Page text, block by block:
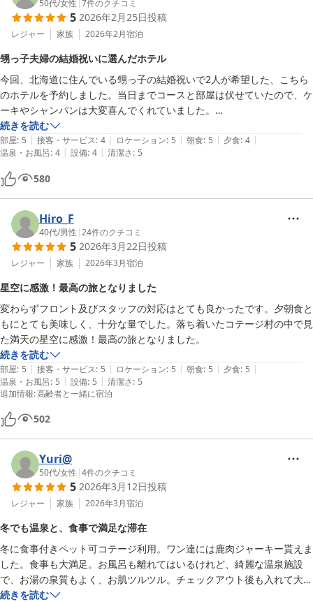
した。自然が豊かなのは、とてもいいと思います。
50代/女性 7件のクチコミ
5 2026年2月25日投稿
レジャー 家族 2026年2月宿泊
甥っ子夫婦の結婚祝いに選んだホテル
今回、北海道に住んでいる甥っ子の結婚祝いで2人が希望した、こちら
のホテルを予約しました。当日までコースと部屋は伏せていたので、ケ
ーキやシャンパンは大変喜んでくれていました。
寒い時期だったので、夕食に部屋でしゃぶしゃぶ。
朝は、レストランで朝食を、、、楽しんでいたようです。
続きを読む
部屋: 5 | 接客・サービス: 4 | ロケーション: 5 | 朝食: 5 | 夕食: 4 |
温泉・お風呂: 4 | 設備: 4 | 清潔さ: 5
580
Hiro_F
40代/男性 |24件のクチコミ
5 2026年3月22日投稿
レジャー 家族 2026年3月宿泊
星空に感激！最高の旅となりました
変わらずフロント及びスタッフの対応はとても良かったです。夕朝食と
もにとても美味しく、十分な量でした。落ち着いたコテージ村の中で見
た満天の星空に感激！最高の旅となりました。
続きを読む
部屋: 5 | 接客・サービス: 5 | ロケーション: 5 | 朝食: 5 | 夕食: 5 |
温泉・お風呂: 5 | 設備: 5 | 清潔さ: 5
追加情報:高齢者と一緒に宿泊
502
Yuri@
50代/女性 |4件のクチコミ
5 2026年3月12日投稿
レジャー 家族 2026年3月宿泊
冬でも温泉と、食事で満足な滞在
冬に食事付きペット可コテージ利用。ワン達には鹿肉ジャーキー貰えま
した。食事も大満足。お風呂も離れてはいるけれど、綺麗な温泉施設
で、お湯の泉質もよく、お肌ツルツル。チェックアウト後も入れて大満
足。バーベキューの季節じゃなくても楽しい滞在でした！
続きを読む